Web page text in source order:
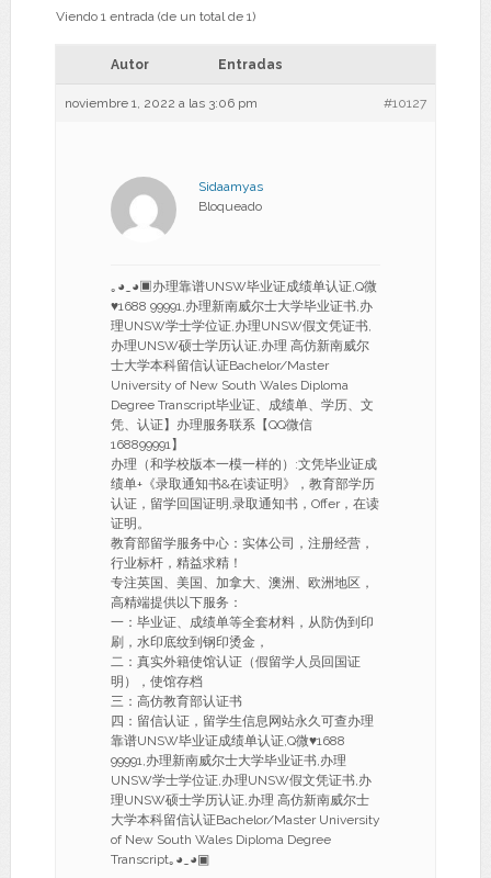
Viendo 1 entrada (de un total de 1)
Autor Entradas
noviembre 1, 2022 a las 3:06 pm #10127
Sidaamyas
Bloqueado
｡◕‿◕▣办理靠谱UNSW毕业证成绩单认证,Q微
♥1688 99991,办理新南威尔士大学毕业证书,办
理UNSW学士学位证,办理UNSW假文凭证书,
办理UNSW硕士学历认证,办理 高仿新南威尔
士大学本科留信认证Bachelor/Master
University of New South Wales Diploma
Degree Transcript毕业证、成绩单、学历、文
凭、认证】办理服务联系【QQ微信
168899991】
办理（和学校版本一模一样的）:文凭毕业证成
绩单+《录取通知书&在读证明》，教育部学历
认证，留学回国证明,录取通知书，Offer，在读
证明。
教育部留学服务中心：实体公司，注册经营，
行业标杆，精益求精！
专注英国、美国、加拿大、澳洲、欧洲地区，
高精端提供以下服务：
一：毕业证、成绩单等全套材料，从防伪到印
刷，水印底纹到钢印烫金，
二：真实外籍使馆认证（假留学人员回国证
明），使馆存档
三：高仿教育部认证书
四：留信认证，留学生信息网站永久可查办理
靠谱UNSW毕业证成绩单认证,Q微♥1688
99991,办理新南威尔士大学毕业证书,办理
UNSW学士学位证,办理UNSW假文凭证书,办
理UNSW硕士学历认证,办理 高仿新南威尔士
大学本科留信认证Bachelor/Master University
of New South Wales Diploma Degree
Transcript｡◕‿◕▣